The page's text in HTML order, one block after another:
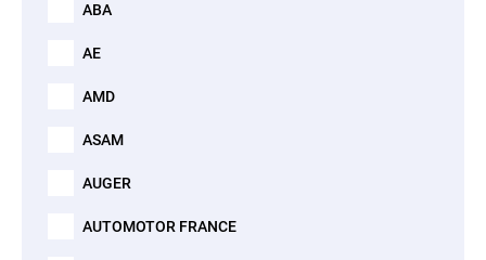
ABA
AE
AMD
ASAM
AUGER
AUTOMOTOR FRANCE